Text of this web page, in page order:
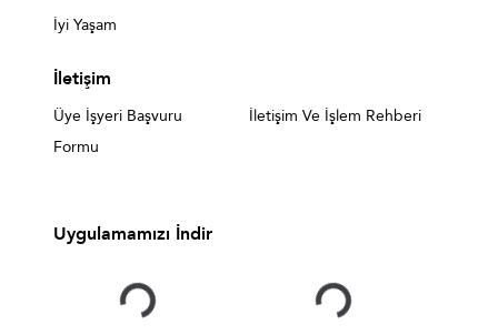
İyi Yaşam
İletişim
Üye İşyeri Başvuru
Formu
İletişim Ve İşlem Rehberi
Uygulamamızı İndir